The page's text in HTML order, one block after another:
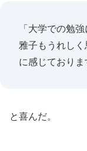
「大学での勉
雅子もうれし
に感じておりま
と喜んだ。